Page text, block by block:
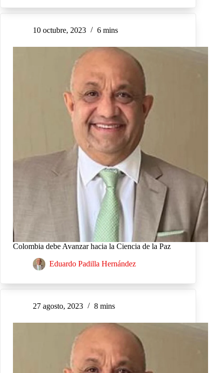
10 octubre, 2023 6 mins
Colombia debe Avanzar hacia la Ciencia de la Paz
Eduardo Padilla Hernández
27 agosto, 2023 8 mins